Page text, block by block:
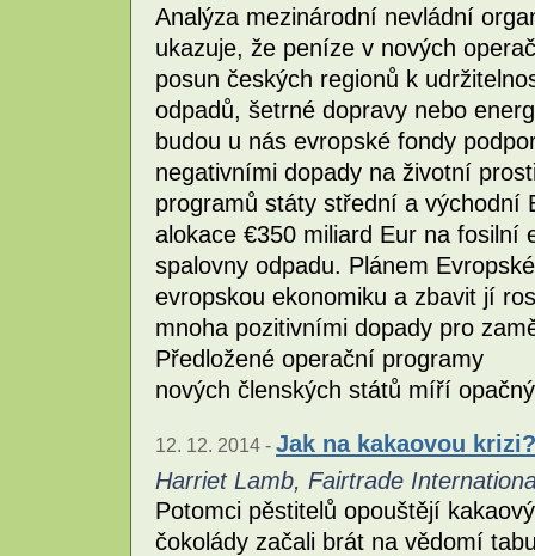
Analýza mezinárodní nevládní
ukazuje, že peníze v nových
posun českých regionů k
odpadů, šetrné dopravy nebo
budou u nás evropské fondy
negativními dopady na životní
programů státy střední a východní
alokace €350 miliard Eur na
spalovny odpadu. Plánem
evropskou ekonomiku a zbavit jí
mnoha pozitivními dopady pro
Předložené operační programy
nových členských států míří
12. 12. 2014 - Jak na kakaovou
Harriet Lamb, Fairtrade
Potomci pěstitelů opouštějí
čokolády začali brát na vědomí